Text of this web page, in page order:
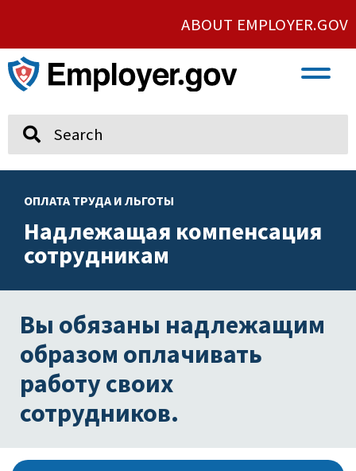
ABOUT EMPLOYER.GOV
ОПЛАТА ТРУДА И ЛЬГОТЫ
Надлежащая компенсация
сотрудникам
Вы обязаны надлежащим
образом оплачивать
работу своих
сотрудников.